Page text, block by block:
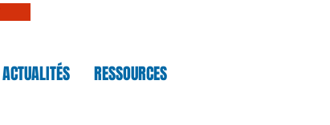
ACTUALITÉS RESSOURCES